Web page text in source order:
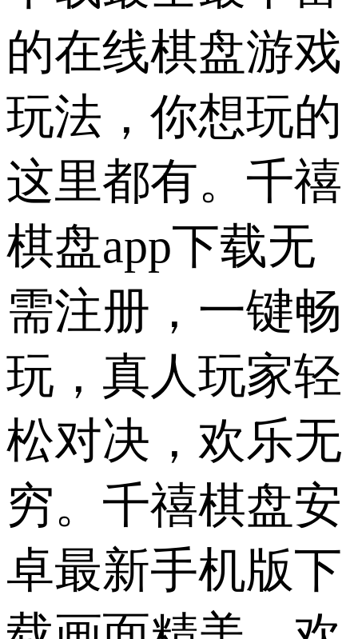
的在线棋盘游戏
玩法，你想玩的
这里都有。千禧
棋盘app下载无
需注册，一键畅
玩，真人玩家轻
松对决，欢乐无
穷。千禧棋盘安
卓最新手机版下